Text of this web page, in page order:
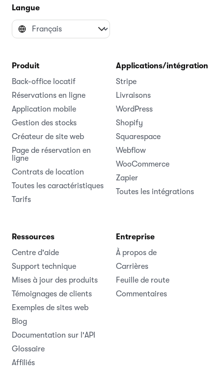
Langue
Produit
Back-office locatif
Réservations en ligne
Application mobile
Gestion des stocks
Créateur de site web
Page de réservation en
ligne
Contrats de location
Toutes les caractéristiques
Tarifs
Applications/intégrations
Stripe
Livraisons
WordPress
Shopify
Squarespace
Webflow
WooCommerce
Zapier
Toutes les intégrations
Ressources
Centre d'aide
Support technique
Mises à jour des produits
Témoignages de clients
Exemples de sites web
Blog
Documentation sur l'API
Glossaire
Affiliés
Entreprise
À propos de
Carrières
Feuille de route
Commentaires